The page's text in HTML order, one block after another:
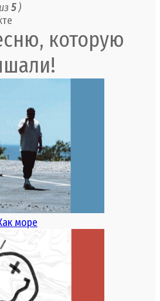
из 5)
которую
море